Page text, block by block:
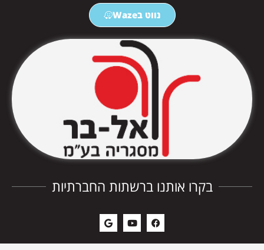
בקרו אותנו ברשתות החברתיות
נווט בWaze